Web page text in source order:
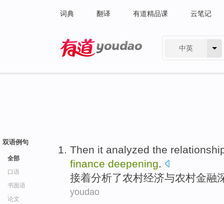
词典 翻译 有道精品课 云笔记
中英
双语例句
全部
口语
书面语
论文
Then it analyzed the
finance deepening.
接着分析了农村经济与农村金融
youdao